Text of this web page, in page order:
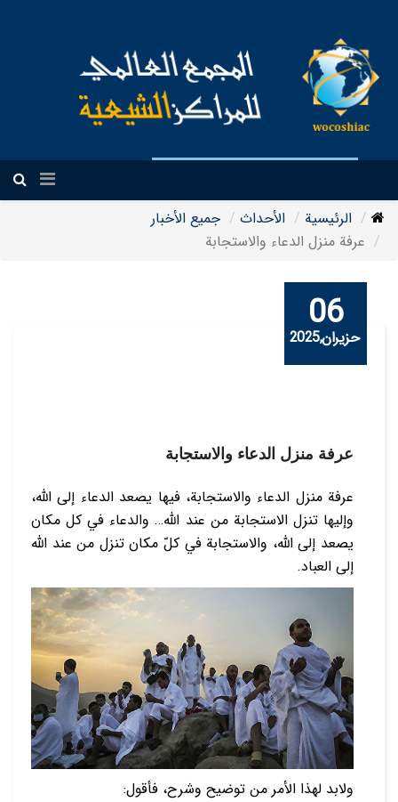
الرئيسية الأحداث
جمیع الأخبار
عرفة منزل الدعاء والاستجابة
06
حزيران,2025
عرفة منزل الدعاء والاستجابة
عرفة منزل الدعاء والاستجابة، فيها يصعد الدعاء إلى الله،
وإليها تنزل الاستجابة من عند الله… والدعاء في كل مكان
يصعد إلى الله، والاستجابة في كلّ مكان تنزل من عند الله
إلى العباد.
ولابد لهذا الأمر من توضيح وشرح، فأقول: